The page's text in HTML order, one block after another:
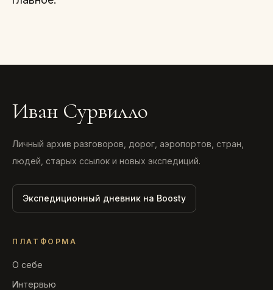
Иван Сурвилло
Личный архив разговоров, дорог, аэропортов, стран,
людей, старых ссылок и новых экспедиций.
Экспедиционный дневник на Boosty
ПЛАТФОРМА
О себе
Интервью